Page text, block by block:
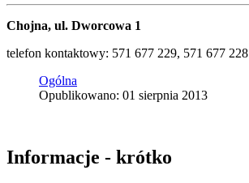
Chojna, ul. Dworcowa 1
telefon kontaktowy: 571 677 229, 571 677 228
Ogólna
Opublikowano: 01 sierpnia 2013
Informacje - krótko